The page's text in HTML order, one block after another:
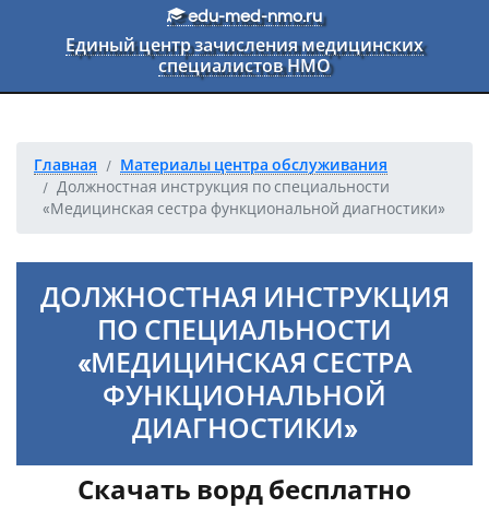
Перейти к основному текстуedu-med-nmo.ru
Единый центр зачисления медицинских
специалистов НМО
Главная
Материалы центра обслуживания
Должностная инструкция по специальности
«Медицинская сестра функциональной диагностики»
ДОЛЖНОСТНАЯ ИНСТРУКЦИЯ
ПО СПЕЦИАЛЬНОСТИ
«МЕДИЦИНСКАЯ СЕСТРА
ФУНКЦИОНАЛЬНОЙ
ДИАГНОСТИКИ»
Скачать ворд бесплатно